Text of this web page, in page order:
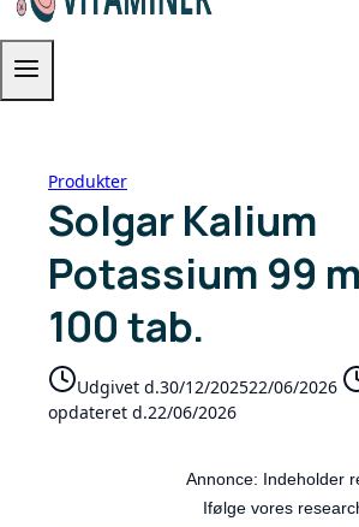
Produkter
Solgar Kalium
Potassium 99
100 tab.
Udgivet d.30/12/202522/06/2026
opdateret d.22/06/2026
Annonce: Indeholder
Ifølge vores